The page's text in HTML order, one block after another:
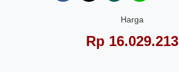
Harga
Rp 16.029.213